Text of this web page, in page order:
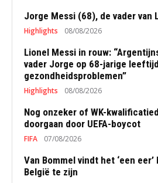
Jorge Messi (68), de vader van
Highlights 08/08/2026
Lionel Messi in rouw:
vader Jorge op 68-jarige
gezondheidsproblemen”
Highlights 08/08/2026
Nog onzeker of WK-
doorgaan door UEFA-boycot
FIFA 07/08/2026
Van Bommel vindt het ‘een
België te zijn